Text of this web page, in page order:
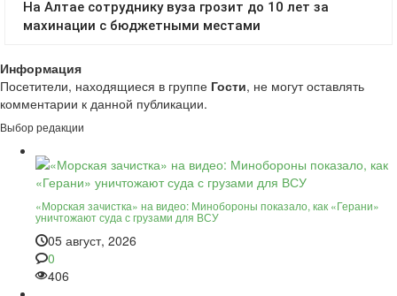
Информация
Посетители, находящиеся в группе Гости, не могут оставлять
комментарии к данной публикации.
Выбор редакции
«Морская зачистка» на видео: Минобороны показало, как «Герани»
уничтожают суда с грузами для ВСУ
05 август, 2026
0
406